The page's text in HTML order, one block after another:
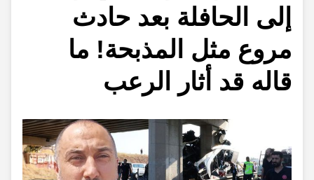
إلى الحافلة بعد حادث
مروع مثل المذبحة! ما
قاله قد أثار الرعب